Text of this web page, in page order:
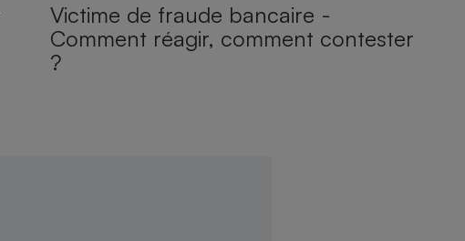
Victime de fraude bancaire -
Comment réagir, comment contester
?